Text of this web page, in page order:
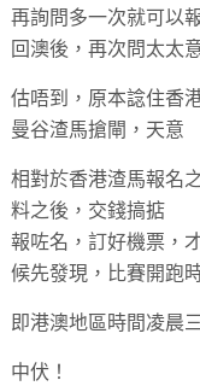
再詢問多一次就可以
回澳後，再次問太太
估唔到，原本諗住香
曼谷渣馬搶閘，天意
相對於香港渣馬報名
料之後，交錢搞掂
報咗名，訂好機票，
候先發現，比賽開跑
即港澳地區時間凌晨
中伏！